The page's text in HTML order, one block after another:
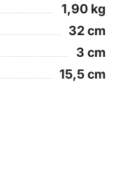
1,90 kg
32 cm
3 cm
15,5 cm